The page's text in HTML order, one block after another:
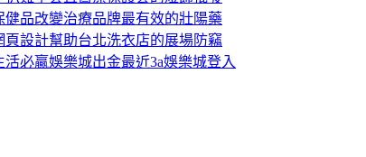
健品改變治療品牌最有效的壯陽藥
設計幫助台北洗衣店的展場防竊
必贏娛樂城出金最近3a娛樂城登入